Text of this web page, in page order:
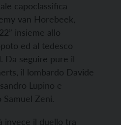
capoclassifica
van Horebeek,
insieme allo
ed al tedesco
Da seguire pure il
il lombardo Davide
Lupino e
Zeni.
invece il duello tra